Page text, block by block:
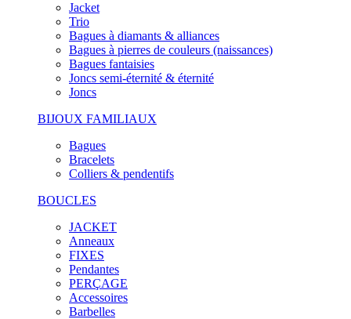
Jacket
Trio
Bagues à diamants & alliances
Bagues à pierres de couleurs (naissances)
Bagues fantaisies
Joncs semi-éternité & éternité
Joncs
BIJOUX FAMILIAUX
Bagues
Bracelets
Colliers & pendentifs
BOUCLES
JACKET
Anneaux
FIXES
Pendantes
PERÇAGE
Accessoires
Barbelles